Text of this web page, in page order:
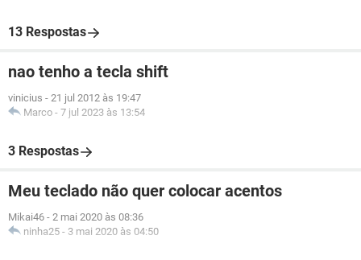
13 Respostas
nao tenho a tecla shift
vinicius - 21 jul 2012 às 19:47
Marco - 7 jul 2023 às 13:54
3 Respostas
Meu teclado não quer colocar acentos
Mikai46 - 2 mai 2020 às 08:36
ninha25 - 3 mai 2020 às 04:50